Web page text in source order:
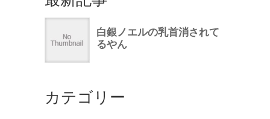
カテゴリー